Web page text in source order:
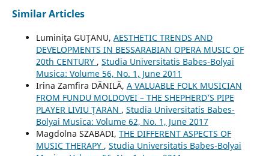
Similar Articles
Luminiţa GUŢANU, AESTHETIC TRENDS AND
DEVELOPMENTS IN BESSARABIAN OPERA MUSIC OF
20th CENTURY , Studia Universitatis Babes-Bolyai
Musica: Volume 56, No. 1, June 2011
Irina Zamfira DĂNILĂ, A VALUABLE FOLK MUSICIAN
FROM FUNDU MOLDOVEI – THE SHEPHERD’S PIPE
PLAYER LIVIU ŢARAN , Studia Universitatis Babes-
Bolyai Musica: Volume 62, No. 1, June 2017
Magdolna SZABADI, THE DIFFERENT ASPECTS OF
MUSIC THERAPY , Studia Universitatis Babes-Bolyai